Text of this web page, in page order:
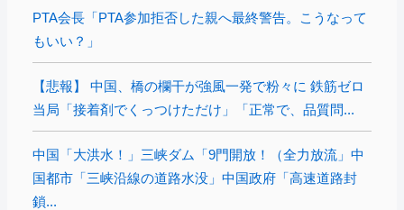
PTA会長「PTA参加拒否した親へ最終警告。こうなって
もいい？」
【悲報】 中国、橋の欄干が強風一発で粉々に 鉄筋ゼロ
当局「接着剤でくっつけただけ」「正常で、品質問...
中国「大洪水！」三峡ダム「9門開放！（全力放流」中
国都市「三峡沿線の道路水没」中国政府「高速道路封
鎖...